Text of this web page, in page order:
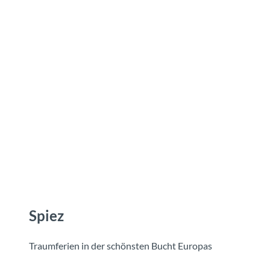
Spiez
Traumferien in der schönsten Bucht Europas